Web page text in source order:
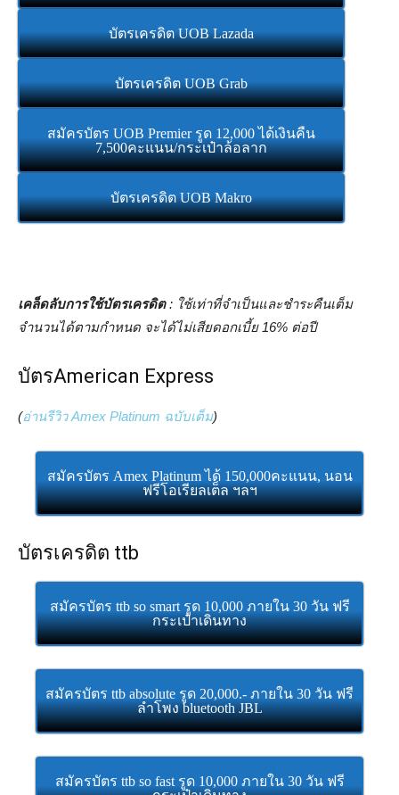
บัตรเครดิต UOB Lazada
บัตรเครดิต UOB Grab
สมัครบัตร UOB Premier รูด 12,000 ได้เงินคืน
7,500คะแนน/กระเป๋าล้อลาก
บัตรเครดิต UOB Makro
เคล็ดลับการใช้บัตรเครดิต: ใช้เท่าที่จำเป็นและชำระคืนเต็ม
จำนวนได้ตามกำหนด จะได้ไม่เสียดอกเบี้ย 16% ต่อปี
บัตรAmerican Express
(อ่านรีวิว Amex Platinum ฉบับเต็ม)
สมัครบัตร Amex Platinum ได้ 150,000คะแนน, นอน
ฟรีโอเรียลเต็ล ฯลฯ
บัตรเครดิต ttb
สมัครบัตร ttb so smart รูด 10,000 ภายใน 30 วัน ฟรี
กระเป๋าเดินทาง
สมัครบัตร ttb absolute รูด 20,000.- ภายใน 30 วัน ฟรี
ลำโพง bluetooth JBL
สมัครบัตร ttb so fast รูด 10,000 ภายใน 30 วัน ฟรี